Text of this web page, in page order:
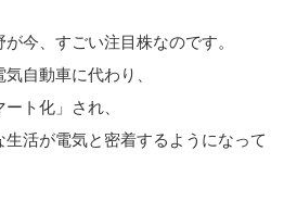
今、すごい注目株なのです。
自動車に代わり、
ト化」され、
活が電気と密着するようになって